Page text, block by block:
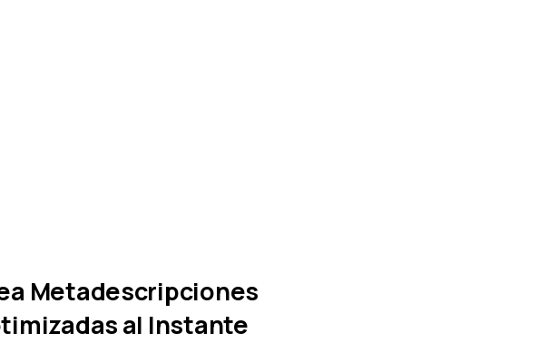
Metadescripciones
al Instante